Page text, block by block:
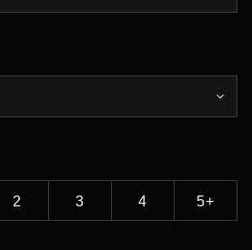
2 3 4 5+